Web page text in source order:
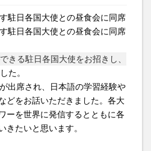
きる駐日各国大使をお招きし、
た。
出席され、日本語の学習経験や
どをお話いただきました。各大
ーを世界に発信するとともに各
きたいと思います。